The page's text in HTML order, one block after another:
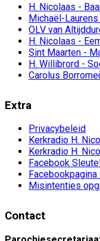
H. Nicolaas -
Michaël-
OLV van
H. Nicolaas -
Sint Maarten -
H. Willibrord -
Carolus
Extra
Privacybeleid
Kerkradio H.
Kerkradio H.
Facebook
Misintenties
Contact